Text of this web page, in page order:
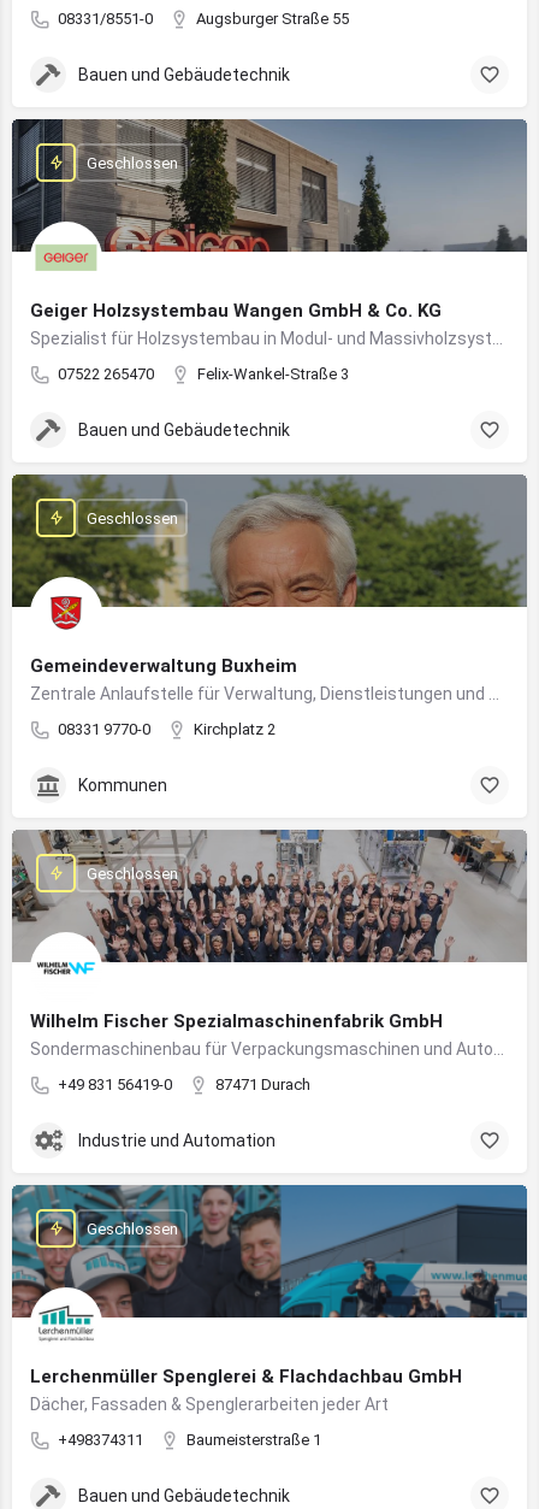
08331/8551-0 Augsburger Straße 55
Bauen und Gebäudetechnik
Geiger Holzsystembau Wangen GmbH & Co. KG
07522 265470 Felix-Wankel-Straße 3
Geschlossen
Bauen und Gebäudetechnik
Gemeindeverwaltung Buxheim
08331 9770-0 Kirchplatz 2
Geschlossen
Kommunen
Wilhelm Fischer Spezialmaschinenfabrik GmbH
+49 831 56419-0 87471 Durach
Geschlossen
Industrie und Automation
Lerchenmüller Spenglerei & Flachdachbau GmbH
Dächer, Fassaden & Spenglerarbeiten jeder Art
+498374311 Baumeisterstraße 1
Geschlossen
Bauen und Gebäudetechnik